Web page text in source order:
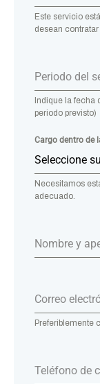
Este servicio
desean
Periodo del
Indique la fecha
periodo previsto)
Cargo dentro de
Seleccione
Necesitamos
adecuado.
Nombre y
Correo
Preferiblemente
Teléfono de